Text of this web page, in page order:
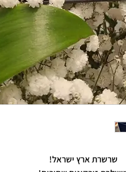
שרשרת ארץ ישראל!